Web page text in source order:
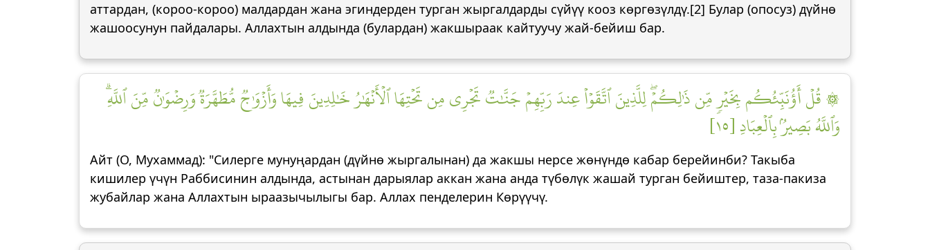
аттардан, (короо-короо) малдардан жана эгиндерден турган жыргалдарды сүйүү кооз көргөзүлдү.[2] Булар (опосуз) дүйнө
жашоосунун пайдалары. Аллахтын алдында (булардан) жакшыраак кайтуучу жай-бейиш бар.
۞ قُلۡ أَؤُنَبِّئُكُم بِخَيۡرٖ مِّن ذَٰلِكُمۡۖ لِلَّذِينَ ٱتَّقَوۡاْ عِندَ رَبِّهِمۡ جَنَّٰتٞ تَجۡرِي مِن تَحۡتِهَا ٱلۡأَنۡهَٰرُ خَٰلِدِينَ فِيهَا وَأَزۡوَٰجٞ مُّطَهَّرَةٞ وَرِضۡوَٰنٞ مِّنَ ٱللَّهِۗ
وَٱللَّهُ بَصِيرُۢ بِٱلۡعِبَادِ [١٥]
Айт (О, Мухаммад): "Силерге мунуңардан (дүйнө жыргалынан) да жакшы нерсе жөнүндө кабар берейинби? Такыба
кишилер үчүн Раббисинин алдында, астынан дарыялар аккан жана анда түбөлүк жашай турган бейиштер, таза-пакиза
жубайлар жана Аллахтын ыраазычылыгы бар. Аллах пенделерин Көрүүчү.